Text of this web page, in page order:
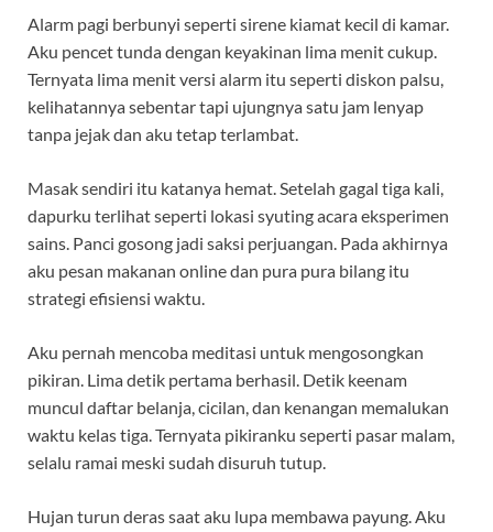
Alarm pagi berbunyi seperti sirene kiamat kecil di kamar.
Aku pencet tunda dengan keyakinan lima menit cukup.
Ternyata lima menit versi alarm itu seperti diskon palsu,
kelihatannya sebentar tapi ujungnya satu jam lenyap
tanpa jejak dan aku tetap terlambat.
Masak sendiri itu katanya hemat. Setelah gagal tiga kali,
dapurku terlihat seperti lokasi syuting acara eksperimen
sains. Panci gosong jadi saksi perjuangan. Pada akhirnya
aku pesan makanan online dan pura pura bilang itu
strategi efisiensi waktu.
Aku pernah mencoba meditasi untuk mengosongkan
pikiran. Lima detik pertama berhasil. Detik keenam
muncul daftar belanja, cicilan, dan kenangan memalukan
waktu kelas tiga. Ternyata pikiranku seperti pasar malam,
selalu ramai meski sudah disuruh tutup.
Hujan turun deras saat aku lupa membawa payung. Aku